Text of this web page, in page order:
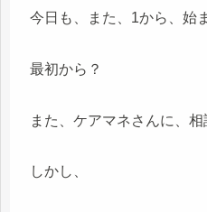
今日も、また、1から、始
最初から？
また、ケアマネさんに、相
しかし、